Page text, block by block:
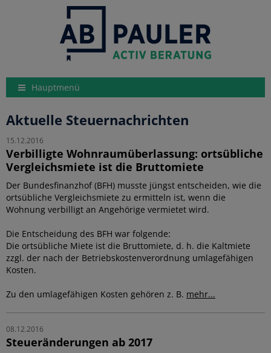
Hauptmenü
Aktuelle Steuernachrichten
15.12.2016
Verbilligte Wohnraumüberlassung: ortsübliche
Vergleichsmiete ist die Bruttomiete
Der Bundesfinanzhof (BFH) musste jüngst entscheiden, wie die
ortsübliche Vergleichsmiete zu ermitteln ist, wenn die
Wohnung verbilligt an Angehörige vermietet wird.
Die Entscheidung des BFH war folgende:
Die ortsübliche Miete ist die Bruttomiete, d. h. die Kaltmiete
zzgl. der nach der Betriebskostenverordnung umlagefähigen
Kosten.
Zu den umlagefähigen Kosten gehören z. B. mehr...
08.12.2016
Steueränderungen ab 2017